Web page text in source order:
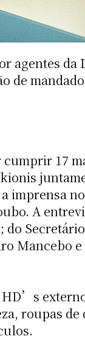
agentes da
de
17
imprensa
A
do
Mancebo
roupas de